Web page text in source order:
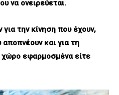
να ονειρεύεται.
την κίνηση που έχουν,
αποπνέουν και για τη
χώρο εφαρμοσμένα είτε